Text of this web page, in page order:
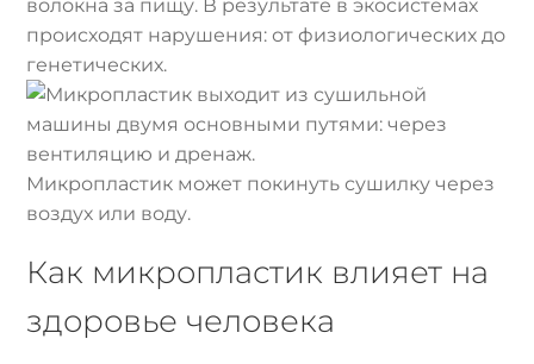
волокна за пищу. В результате в экосистемах
происходят нарушения: от физиологических до
генетических.
Микропластик может покинуть сушилку через
воздух или воду.
Как микропластик влияет на
здоровье человека